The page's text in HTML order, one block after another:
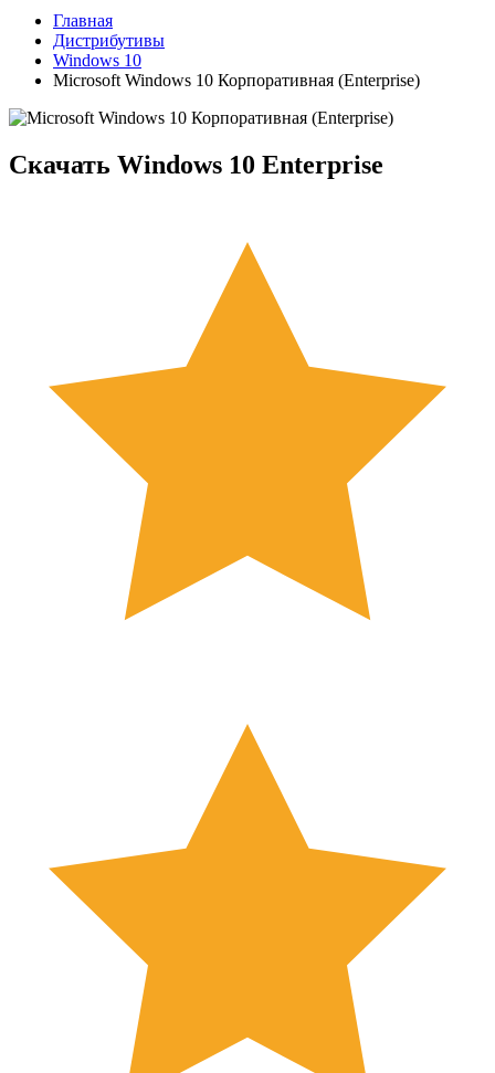
Главная
Дистрибутивы
Windows 10
Microsoft Windows 10 Корпоративная (Enterprise)
Скачать Windows 10 Enterprise